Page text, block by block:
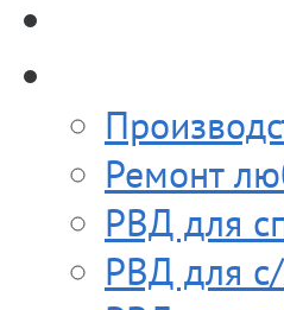
Ремонт
РВД для
РВД для